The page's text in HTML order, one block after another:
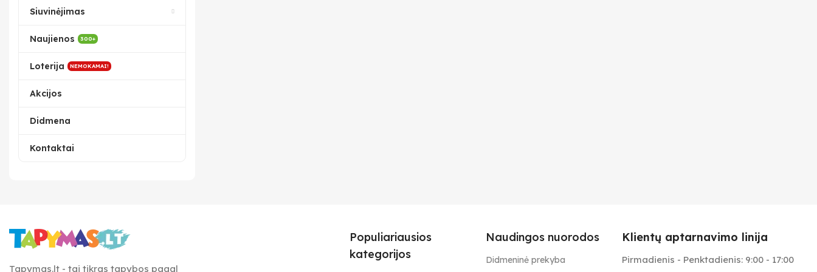
Siuvinėjimas
Naujienos 300+
Loterija NEMOKAMAI!
Akcijos
Didmena
Kontaktai
Tapymas.lt - tai tikras tapybos pagal
Populiariausios
kategorijos
Naudingos nuorodos
Didmeninė prekyba
Klientų aptarnavimo linija
Pirmadienis - Penktadienis: 9:00 - 17:00